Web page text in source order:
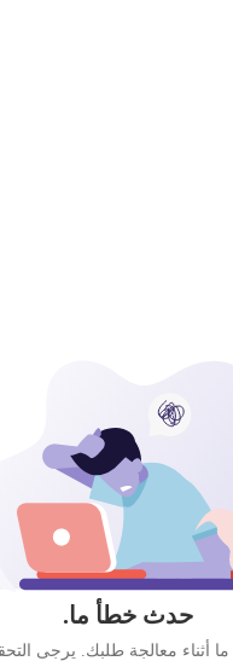
حدث خطأ ما.
أثناء معالجة طلبك. يرجى